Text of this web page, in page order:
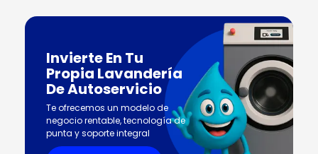
Invierte En Tu
Propia Lavandería
De Autoservicio
Te ofrecemos un modelo de
negocio rentable, tecnología de
punta y soporte integral